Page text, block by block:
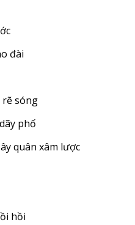
đài
sóng
phố
quân xâm lược
hồi